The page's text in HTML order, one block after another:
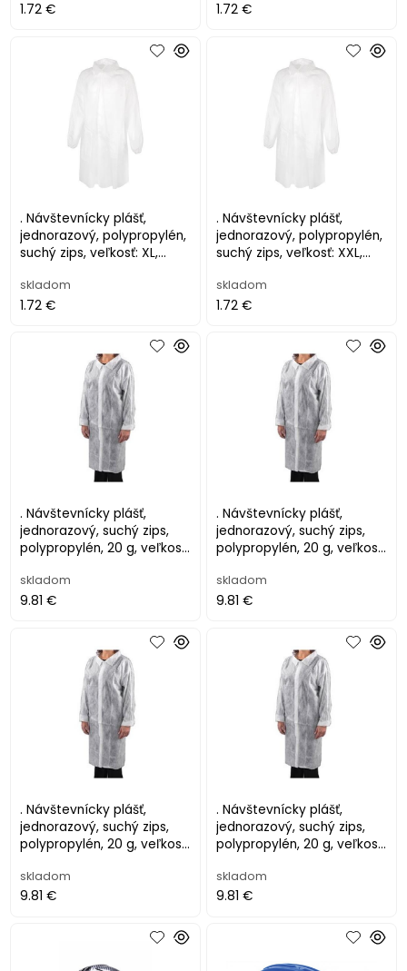
1.72 € 1.72 €
. Návštevnícky plášť,
jednorazový, polypropylén,
suchý zips, veľkosť: XL,
skladom
1.72 €
. Návštevnícky plášť,
jednorazový, polypropylén,
suchý zips, veľkosť: XXL,
skladom
1.72 €
. Návštevnícky plášť,
jednorazový, suchý zips,
polypropylén, 20 g, veľkosť
skladom
9.81 €
. Návštevnícky plášť,
jednorazový, suchý zips,
polypropylén, 20 g, veľkosť
skladom
9.81 €
. Návštevnícky plášť,
jednorazový, suchý zips,
polypropylén, 20 g, veľkosť
skladom
9.81 €
. Návštevnícky plášť,
jednorazový, suchý zips,
polypropylén, 20 g, veľkosť
skladom
9.81 €